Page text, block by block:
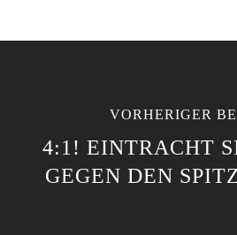
VORHERIGER
4:1! EINTRACHT
GEGEN DEN